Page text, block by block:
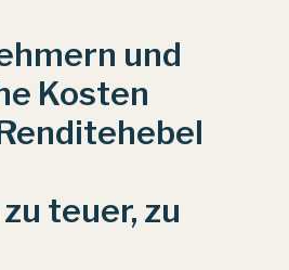
und
Kosten
teuer, zu